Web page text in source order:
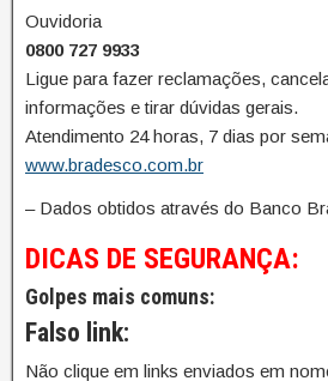
Ouvidoria
0800 727 9933
Ligue para fazer reclamações,
informações e tirar dúvidas gerais.
Atendimento 24 horas, 7 dias por
www.bradesco.com.br
– Dados obtidos através do Banco
DICAS DE SEGURANÇA:
Golpes mais comuns:
Falso link:
Não clique em links enviados em